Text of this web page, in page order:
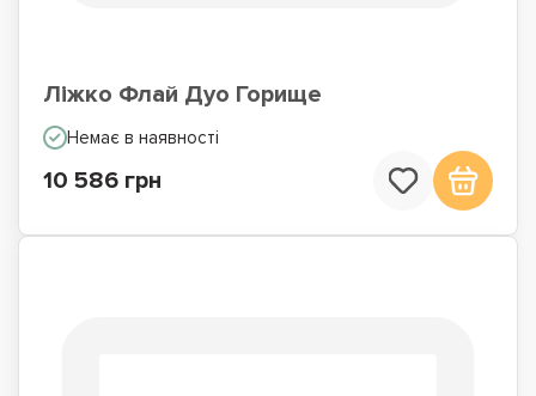
Ліжко Флай Дуо Горище
Немає в наявності
10 586 грн